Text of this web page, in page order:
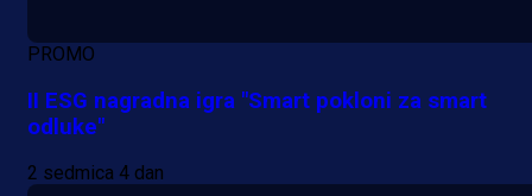
PROMO
II ESG nagradna igra "Smart pokloni za smart
odluke"
2 sedmica 4 dan